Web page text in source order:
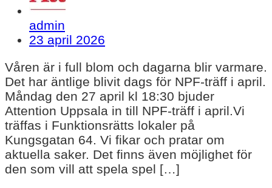
admin
23 april 2026
Våren är i full blom och dagarna blir varmare.
Det har äntlige blivit dags för NPF-träff i april.
Måndag den 27 april kl 18:30 bjuder
Attention Uppsala in till NPF-träff i april.Vi
träffas i Funktionsrätts lokaler på
Kungsgatan 64. Vi fikar och pratar om
aktuella saker. Det finns även möjlighet för
den som vill att spela spel […]